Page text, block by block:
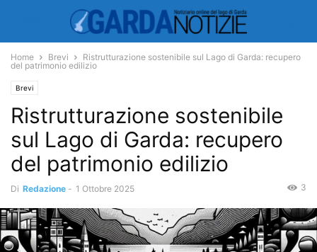
Home Brevi
Ristrutturazione sostenibile sul Lago di Garda: recupero
del patrimonio edilizio
Brevi
Ristrutturazione sostenibile
sul Lago di Garda: recupero
del patrimonio edilizio
Di Redazione - 1 Ottobre 2025 3